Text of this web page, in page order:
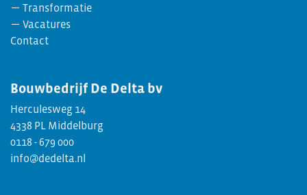
Transformatie
Vacatures
Contact
Bouwbedrijf De Delta bv
Herculesweg 14
4338 PL Middelburg
0118 - 679 000
info@dedelta.nl